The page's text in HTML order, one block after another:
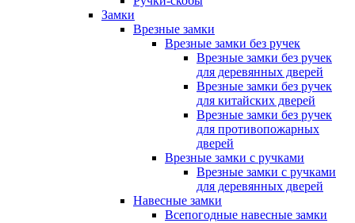
Замки
Врезные замки
Врезные замки без ручек
Врезные замки без ручек
для деревянных дверей
Врезные замки без ручек
для китайских дверей
Врезные замки без ручек
для противопожарных
дверей
Врезные замки с ручками
Врезные замки с ручками
для деревянных дверей
Навесные замки
Всепогодные навесные замки